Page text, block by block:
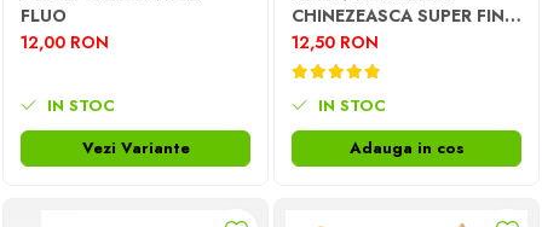
FLUO
12,00 RON
IN STOC
Vezi Variante
CHINEZEASCA SUPER FINA
30G
12,50 RON
IN STOC
Adauga in cos